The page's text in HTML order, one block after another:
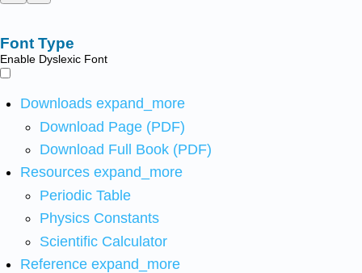
Font Type
Enable Dyslexic Font
Downloads expand_more
Download Page (PDF)
Download Full Book (PDF)
Resources expand_more
Periodic Table
Physics Constants
Scientific Calculator
Reference expand_more